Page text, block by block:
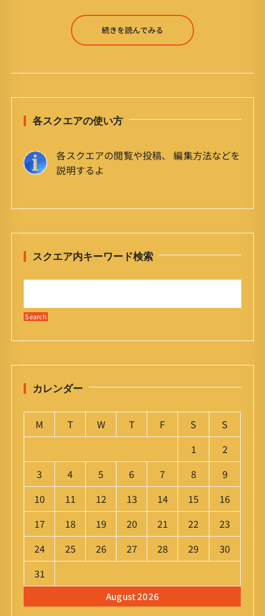
続きを読んでみる
各スクエアの使い方
各スクエアの閲覧や投稿、 編集方法などを
説明するよ
スクエア内キーワード検索
カレンダー
August 2026
M T W T F S
S
1
2
3
4 5 6 7 8
9
10
11 12 13 14 15
16
17
18 19 20 21 22
23
24
25 26 27 28 29
30
31